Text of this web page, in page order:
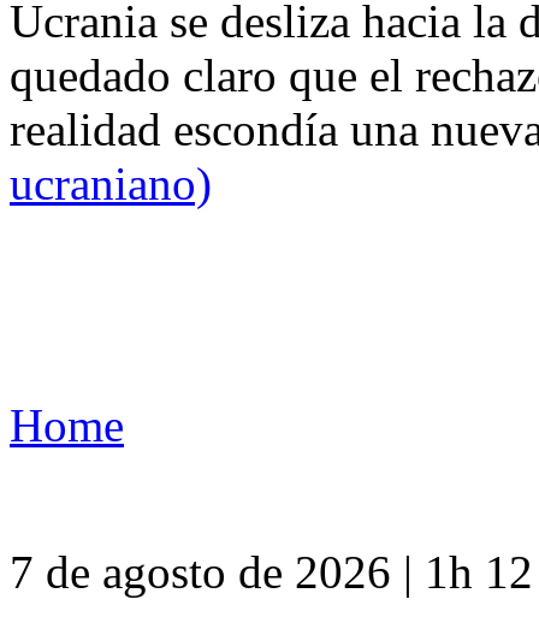
Ucrania se desliza hacia
quedado claro que el
realidad escondía una
ucraniano)
Home
7 de agosto de 2026 | 1h